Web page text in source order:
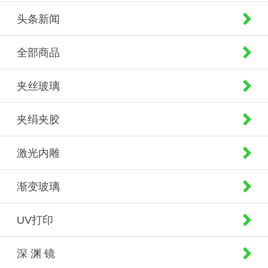
头条新闻
全部商品
夹丝玻璃
夹绢夹胶
激光内雕
渐变玻璃
UV打印
深 渊 镜